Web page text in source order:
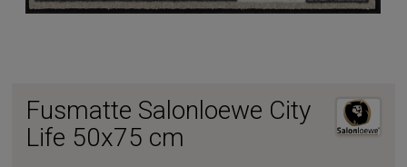
Fusmatte Salonloewe City
Life 50x75 cm